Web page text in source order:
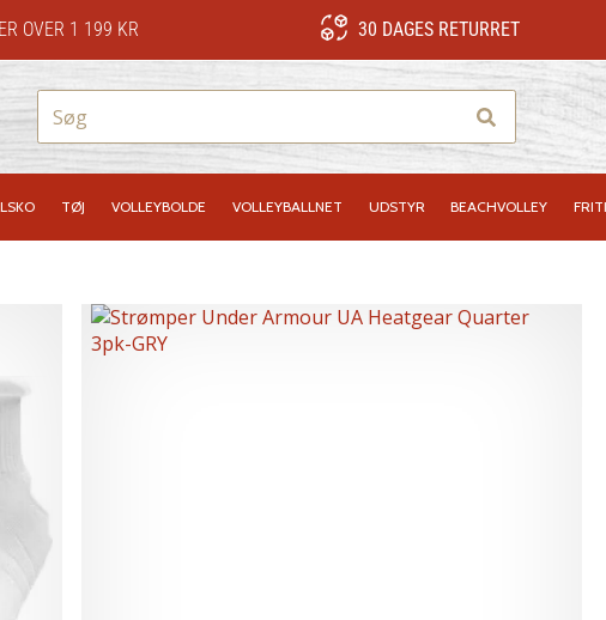
OVER 1 199 KR 30 DAGES RETURRET
TØJ VOLLEYBOLDE VOLLEYBALLNET UDSTYR BEACHVOLLEY